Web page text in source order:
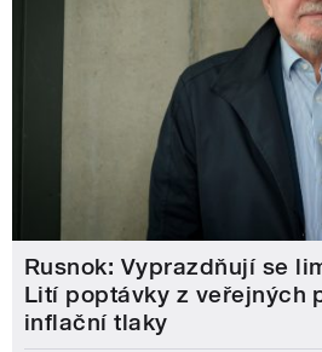
Rusnok: Vyprazdňují se
Lití poptávky z veřejných
inflační tlaky